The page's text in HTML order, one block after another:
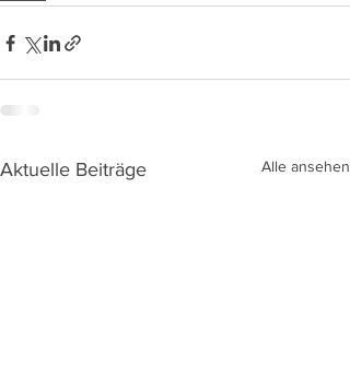
Aktuelle Beiträge Alle ansehen